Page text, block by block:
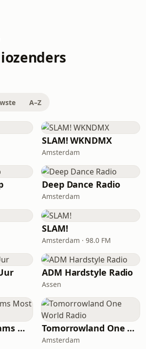
A–Z
SLAM! WKNDMX
Amsterdam
Deep Dance Radio
Amsterdam
SLAM!
Amsterdam · 98.0 FM
ADM Hardstyle Radio
Assen
AMW Amsterdams Most Wanted Tomorrowland One World Radio
Amsterdam